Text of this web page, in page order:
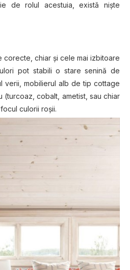
de rolul acestuia, există niște
corecte, chiar și cele mai izbitoare
pot stabili o stare senină de
verii, mobilierul alb de tip cottage
(turcoaz, cobalt, ametist, sau chiar
culorii roșii.